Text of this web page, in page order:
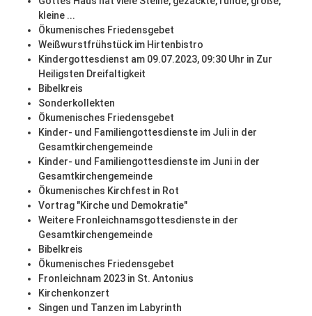
kleine ...
Ökumenisches Friedensgebet
Weißwurstfrühstück im Hirtenbistro
Kindergottesdienst am 09.07.2023, 09:30 Uhr in Zur
Heiligsten Dreifaltigkeit
Bibelkreis
Sonderkollekten
Ökumenisches Friedensgebet
Kinder- und Familiengottesdienste im Juli in der
Gesamtkirchengemeinde
Kinder- und Familiengottesdienste im Juni in der
Gesamtkirchengemeinde
Ökumenisches Kirchfest in Rot
Vortrag "Kirche und Demokratie"
Weitere Fronleichnamsgottesdienste in der
Gesamtkirchengemeinde
Bibelkreis
Ökumenisches Friedensgebet
Fronleichnam 2023 in St. Antonius
Kirchenkonzert
Singen und Tanzen im Labyrinth